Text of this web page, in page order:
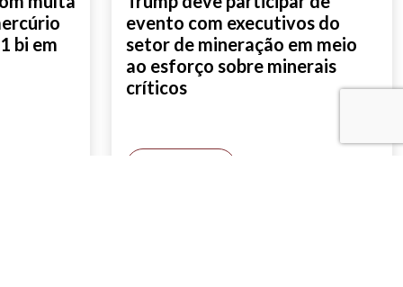
bi em
evento com executivos do
setor de mineração em meio
ao esforço sobre minerais
críticos